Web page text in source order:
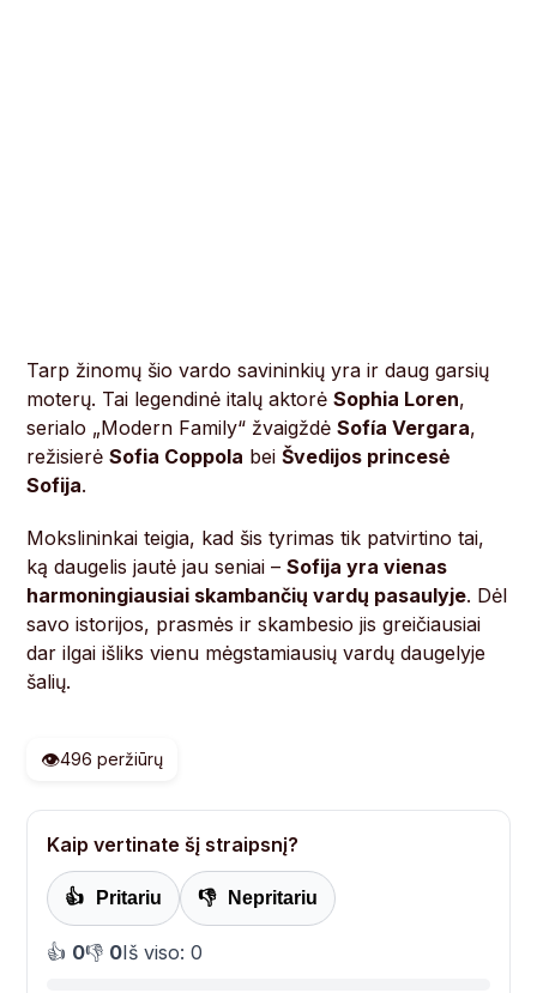
Tarp žinomų šio vardo savininkių yra ir daug garsių
moterų. Tai legendinė italų aktorėSophia Loren,
serialo „Modern Family“ žvaigždėSofía Vergara,
režisierėSofia Coppola beiŠvedijos princesė
Sofija.
Mokslininkai teigia, kad šis tyrimas tik patvirtino tai,
ką daugelis jautė jau seniai –Sofija yra vienas
harmoningiausiai skambančių vardų pasaulyje. Dėl
savo istorijos, prasmės ir skambesio jis greičiausiai
dar ilgai išliks vienu mėgstamiausių vardų daugelyje
šalių.
👁️496 peržiūrų
Kaip vertinate šį straipsnį?
👍 Pritariu 👎 Nepritariu
👍 0👎 0Iš viso: 0